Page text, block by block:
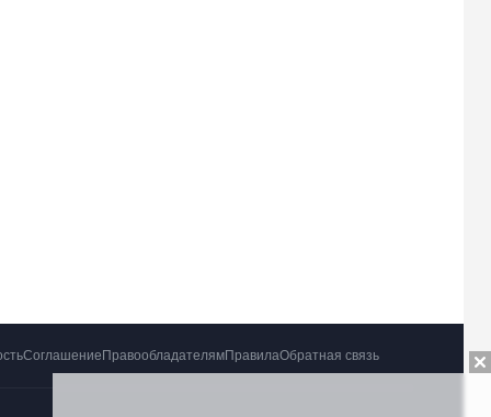
Соглашение ПравообладателямПравилаОбратная связь